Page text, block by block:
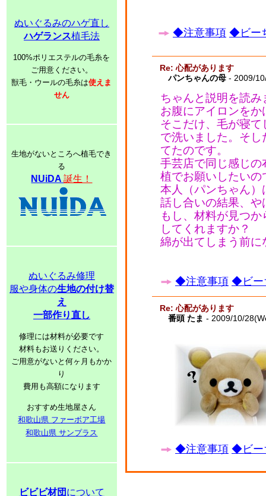
ぬいぐるみのハゲ直し
ハゲランス植毛法
100%ポリエステルの毛糸を
ご用意ください。
獣毛・ウールの毛糸は使えま
せん
生地がないところへ植毛でき
る
NUiDA誕生！
ぬいぐるみ修理
服や身体の生地の付け替
え
一部作り直し
修理には材料が必要です
材料もお送りください。
ご用意がないと何ヶ月もかか
り
費用も高額になります
おすすめ生地屋さん
和歌山県 ファーボア工場
和歌山県 サンプラス
ビビビ材団 について
◆注意事項 ◆ビー
Re: 心配があります
パンちゃんの母 - 2009/
ちゃんと説明を読み
お腹にアイロンを
そこだけ、毛が寝
で洗いました。そ
てたのです。
手芸店で同じ感じ
植でお願いしたいの
本人（パンちゃん
話し合いの結果、
もし、材料が見つ
してくれますか？
綿が出てしまう前
◆注意事項 ◆ビー
Re: 心配があります
番頭 たま - 2009/10/
◆注意事項 ◆ビー